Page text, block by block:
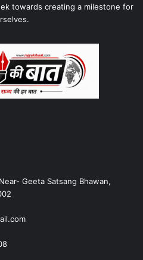
towards creating a milestone for
Geeta Satsang Bhawan,